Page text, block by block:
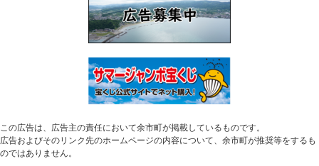
この広告は、広告主の責任において余市町が掲載しているものです。
広告およびそのリンク先のホームページの内容について、余市町が推奨等をするも
のではありません。